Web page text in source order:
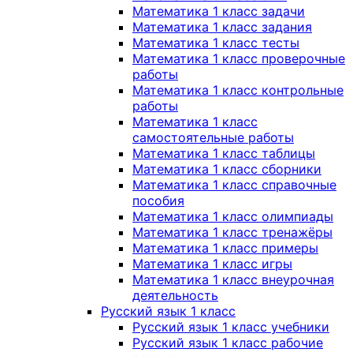
Математика 1 класс задачи
Математика 1 класс задания
Математика 1 класс тесты
Математика 1 класс проверочные
работы
Математика 1 класс контрольные
работы
Математика 1 класс
самостоятельные работы
Математика 1 класс таблицы
Математика 1 класс сборники
Математика 1 класс справочные
пособия
Математика 1 класс олимпиады
Математика 1 класс тренажёры
Математика 1 класс примеры
Математика 1 класс игры
Математика 1 класс внеурочная
деятельность
Русский язык 1 класс
Русский язык 1 класс учебники
Русский язык 1 класс рабочие